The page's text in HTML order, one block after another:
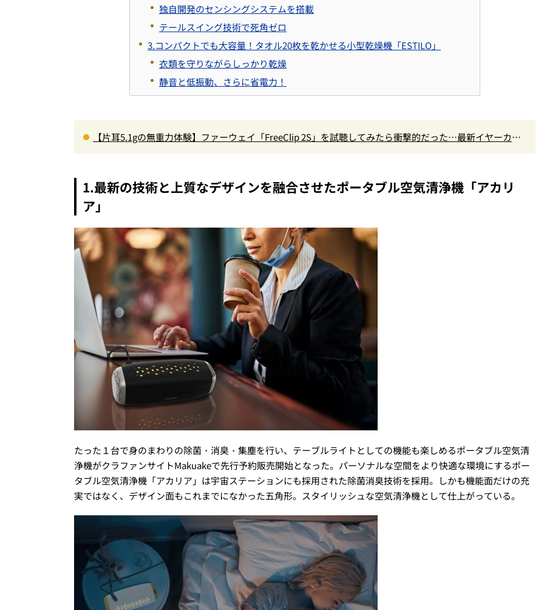
独自開発のセンシングシステムを搭載
テールスイング技術で死角ゼロ
3.コンパクトでも大容量！タオル20枚を乾かせる小型乾燥機「ESTILO」
衣類を守りながらしっかり乾燥
静音と低振動、さらに省電力！
【片耳5.1gの無重力体験】ファーウェイ「FreeClip 2S」を試聴してみたら衝撃的だった…最新イヤーカフ
1.最新の技術と上質なデザインを融合させたポータブル空気清浄機「アカリ
ア」
たった１台で身のまわりの除菌・消臭・集塵を行い、テーブルライトとしての機能も楽しめるポータブル空気清
浄機がクラファンサイトMakuakeで先行予約販売開始となった。パーソナルな空間をより快適な環境にするポー
タブル空気清浄機「アカリア」は宇宙ステーションにも採用された除菌消臭技術を採用。しかも機能面だけの充
実ではなく、デザイン面もこれまでになかった五角形。スタイリッシュな空気清浄機として仕上がっている。